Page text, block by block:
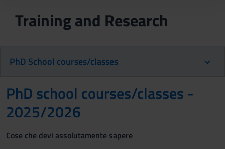
Training and Research
PhD School courses/classes
PhD school courses/classes -
2025/2026
Cose che devi assolutamente sapere